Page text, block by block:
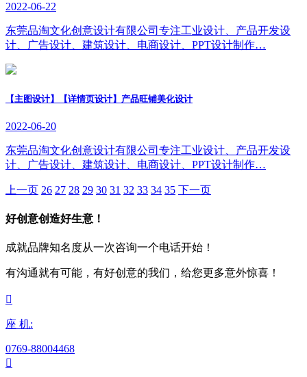
2022-06-22
东莞品淘文化创意设计有限公司专注工业设计、产品开发设
计、广告设计、建筑设计、电商设计、PPT设计制作…
【主图设计】【详情页设计】产品旺铺美化设计
2022-06-20
东莞品淘文化创意设计有限公司专注工业设计、产品开发设
计、广告设计、建筑设计、电商设计、PPT设计制作…
上一页 26 27 28 29 30 31 32 33 34 35 下一页
好创意创造好生意！
成就品牌知名度从一次咨询一个电话开始！
有沟通就有可能，有好创意的我们，给您更多意外惊喜！

座 机:
0769-88004468
